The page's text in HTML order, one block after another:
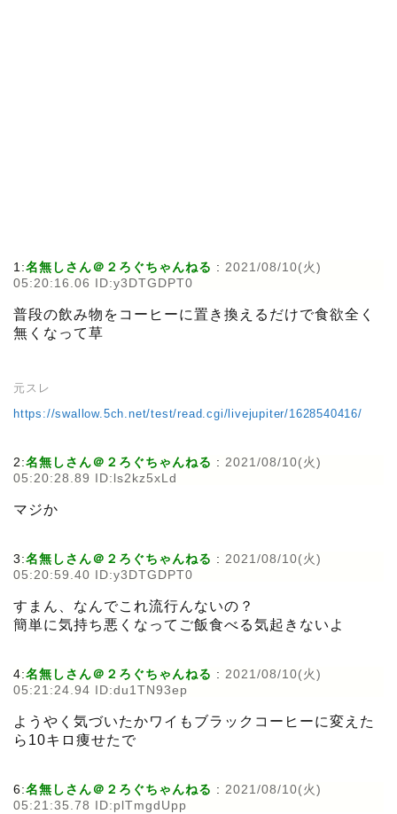
1:名無しさん＠２ろぐちゃんねる : 2021/08/10(火)
05:20:16.06 ID:y3DTGDPT0
普段の飲み物をコーヒーに置き換えるだけで食欲全く
無くなって草
元スレ
https://swallow.5ch.net/test/read.cgi/livejupiter/1628540416/
2:名無しさん＠２ろぐちゃんねる : 2021/08/10(火)
05:20:28.89 ID:ls2kz5xLd
マジか
3:名無しさん＠２ろぐちゃんねる : 2021/08/10(火)
05:20:59.40 ID:y3DTGDPT0
すまん、なんでこれ流行んないの？
簡単に気持ち悪くなってご飯食べる気起きないよ
4:名無しさん＠２ろぐちゃんねる : 2021/08/10(火)
05:21:24.94 ID:du1TN93ep
ようやく気づいたかワイもブラックコーヒーに変えた
ら10キロ痩せたで
6:名無しさん＠２ろぐちゃんねる : 2021/08/10(火)
05:21:35.78 ID:plTmgdUpp